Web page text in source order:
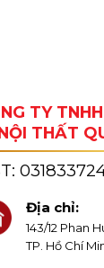
TY
THẤT
Địa chỉ:
143/12 Phan
TP. Hồ Chí